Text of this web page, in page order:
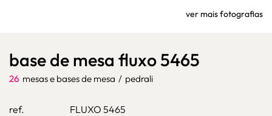
ver mais fotografias
base de mesa fluxo 5465
26 mesas e bases de mesa / pedrali
ref.
FLUXO 5465